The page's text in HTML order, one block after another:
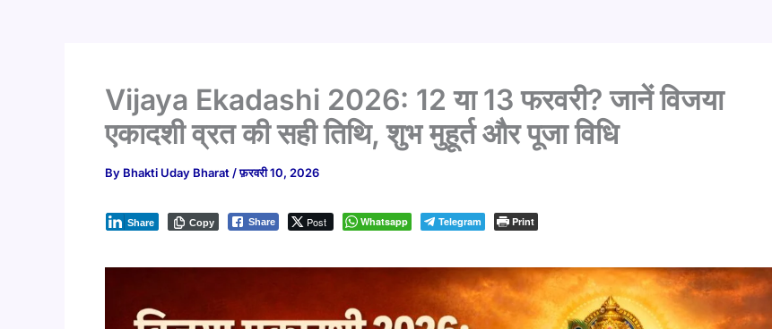
Vijaya Ekadashi 2026: 12 या 13 फरवरी? जानें विजया
एकादशी व्रत की सही तिथि, शुभ मुहूर्त और पूजा विधि
By Bhakti Uday Bharat /फ़रवरी 10, 2026
Share Post
Share Whatsapp Telegram
Copy Print